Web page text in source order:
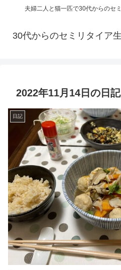
夫婦二人と猫一匹で30代からのセ
30代からのセミリタイア
2022年11月14日の日
日記